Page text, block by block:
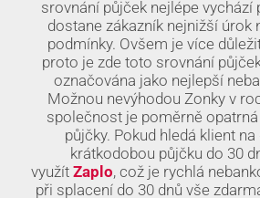
srovnání půjček nejlépe vychází
dostane zákazník nejnižší úrok
podmínky. Ovšem je více
proto je zde toto srovnání
označována jako nejlepší
Možnou nevýhodou Zonky v
společnost je poměrně
půjčky. Pokud hledá klient
krátkodobou půjčku do 30
využít Zaplo, což je rychlá
při splacení do 30 dnů vše